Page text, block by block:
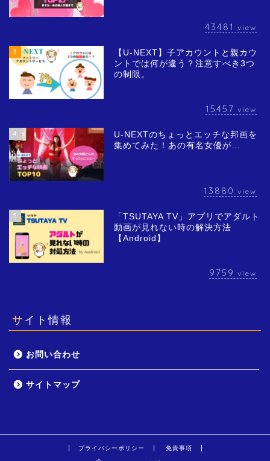
43481 view
3
【U-NEXT】子アカウントと親カウ
ントでは何が違う？注意すべき3つ
の制限。
15457 view
4
U-NEXTのちょっとエッチな邦画を
集めてみた！あの有名女優が…
13880 view
5
「TSUTAYA TV」アプリでアダルト
動画が見れない時の解決方法
【Android】
9759 view
サイト情報
お問い合わせ
サイトマップ
プライバシーポリシー 免責事項